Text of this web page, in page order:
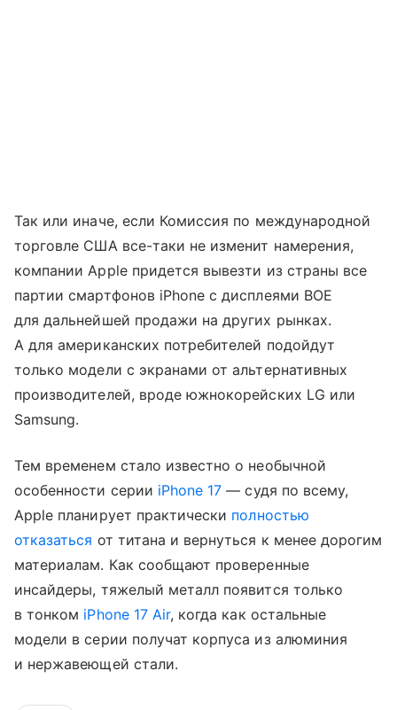
Так или иначе, если Комиссия по международной
торговле США все-таки не изменит намерения,
компании Apple придется вывезти из страны все
партии смартфонов iPhone с дисплеями BOE
для дальнейшей продажи на других рынках.
А для американских потребителей подойдут
только модели с экранами от альтернативных
производителей, вроде южнокорейских LG или
Samsung.
Тем временем стало известно о необычной
особенности серии iPhone 17 — судя по всему,
Apple планирует практически полностью
отказаться от титана и вернуться к менее дорогим
материалам. Как сообщают проверенные
инсайдеры, тяжелый металл появится только
в тонком iPhone 17 Air, когда как остальные
модели в серии получат корпуса из алюминия
и нержавеющей стали.